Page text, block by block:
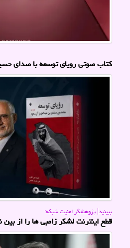
کتاب صوتی رویای توسعه با صدای
ببینید| پژوهشگر امنیت شبكه:
قطع اینترنت لشکر زامبی ها را از بین